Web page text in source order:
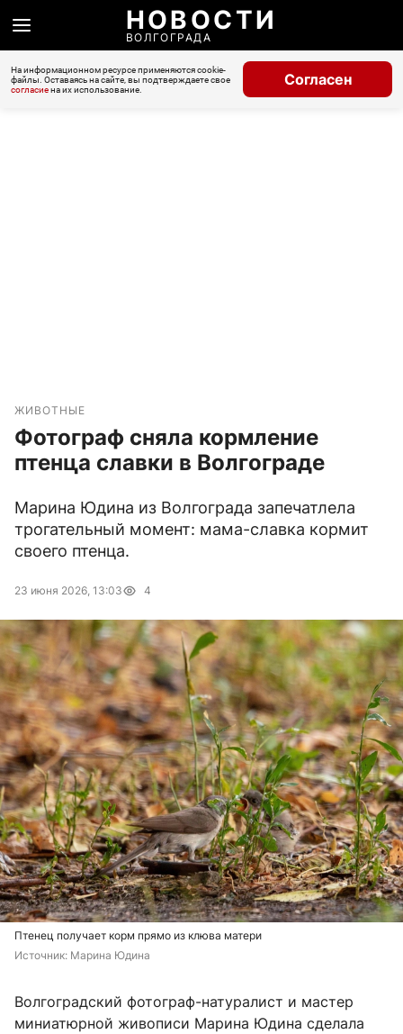
НОВОСТИ
ВОЛГОГРАДА
На информационном ресурсе применяются cookie-
файлы. Оставаясь на сайте, вы подтверждаете свое
согласиена их использование.
Согласен
ЖИВОТНЫЕ
Фотограф сняла кормление
птенца славки в Волгограде
Марина Юдина из Волгограда запечатлела
трогательный момент: мама-славка кормит
своего птенца.
23 июня 2026, 13:03 4
Птенец получает корм прямо из клюва матери
Источник: Марина Юдина
Волгоградский фотограф-натуралист и мастер
миниатюрной живописи Марина Юдина сделала